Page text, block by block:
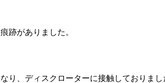
跡がありました。
り、ディスクローターに接触しておりまし